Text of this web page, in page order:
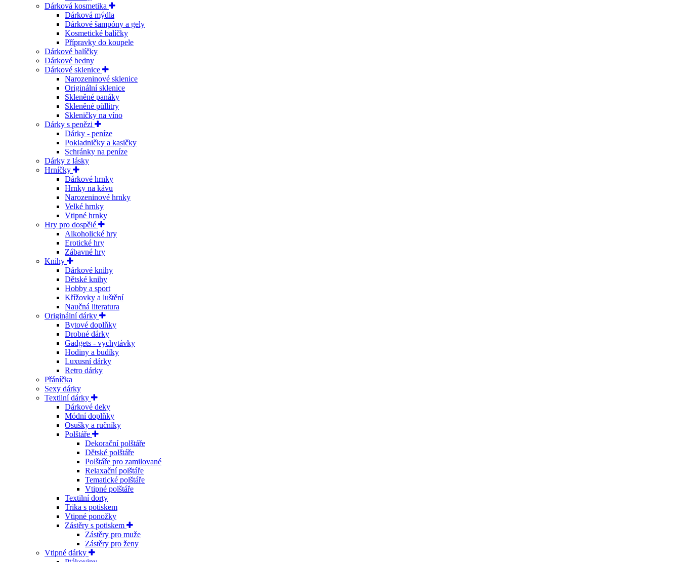
Dárková kosmetika
Dárková mýdla
Dárkové šampóny a gely
Kosmetické balíčky
Přípravky do koupele
Dárkové balíčky
Dárkové bedny
Dárkové sklenice
Narozeninové sklenice
Originální sklenice
Skleněné panáky
Skleněné půllitry
Skleničky na víno
Dárky s penězi
Dárky - peníze
Pokladničky a kasičky
Schránky na peníze
Dárky z lásky
Hrníčky
Dárkové hrnky
Hrnky na kávu
Narozeninové hrnky
Velké hrnky
Vtipné hrnky
Hry pro dospělé
Alkoholické hry
Erotické hry
Zábavné hry
Knihy
Dárkové knihy
Dětské knihy
Hobby a sport
Křížovky a luštění
Naučná literatura
Originální dárky
Bytové doplňky
Drobné dárky
Gadgets - vychytávky
Hodiny a budíky
Luxusní dárky
Retro dárky
Přáníčka
Sexy dárky
Textilní dárky
Dárkové deky
Módní doplňky
Osušky a ručníky
Polštáře
Dekorační polštáře
Dětské polštáře
Polštáře pro zamilované
Relaxační polštáře
Tematické polštáře
Vtipné polštáře
Textilní dorty
Trika s potiskem
Vtipné ponožky
Zástěry s potiskem
Zástěry pro muže
Zástěry pro ženy
Vtipné dárky